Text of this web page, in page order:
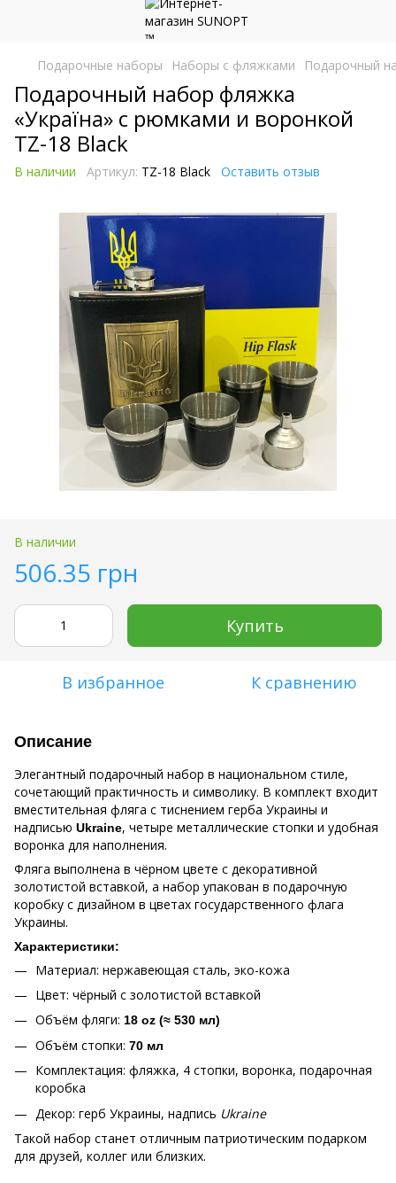
Подарочные наборы Наборы с фляжками Подарочный
Подарочный набор фляжка
«Україна» с рюмками и воронкой
TZ-18 Black
В наличии Артикул: TZ-18 Black Оставить отзыв
В наличии
506.35 грн
Купить
В избранное К сравнению
Описание
Элегантный подарочный набор в национальном стиле,
сочетающий практичность и символику. В комплект входит
вместительная фляга с тиснением герба Украины и
надписью Ukraine, четыре металлические стопки и удобная
воронка для наполнения.
Фляга выполнена в чёрном цвете с декоративной
золотистой вставкой, а набор упакован в подарочную
коробку с дизайном в цветах государственного флага
Украины.
Характеристики:
Материал: нержавеющая сталь, эко-кожа
Цвет: чёрный с золотистой вставкой
Объём фляги: 18 oz (≈ 530 мл)
Объём стопки: 70 мл
Комплектация: фляжка, 4 стопки, воронка, подарочная
коробка
Декор: герб Украины, надпись Ukraine
Такой набор станет отличным патриотическим подарком
для друзей, коллег или близких.